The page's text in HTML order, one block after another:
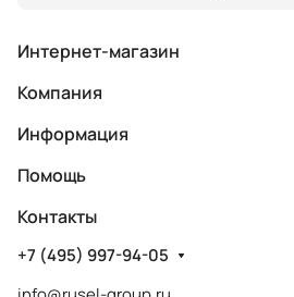
Интернет-магазин
Компания
Информация
Помощь
Контакты
+7 (495) 997-94-05